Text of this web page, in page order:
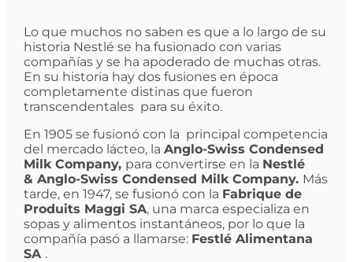
Lo que muchos no saben es que a lo largo de su
historia Nestlé se ha fusionado con varias
compañías y se ha apoderado de muchas otras.
En su historia hay dos fusiones en época
completamente distinas que fueron
transcendentales para su éxito.
En 1905 se fusionó con la principal competencia
del mercado lácteo, la Anglo-Swiss Condensed
Milk Company, para convertirse en la Nestlé
& Anglo-Swiss Condensed Milk Company. Más
tarde, en 1947, se fusionó con la Fabrique de
Produits Maggi SA, una marca especializa en
sopas y alimentos instantáneos, por lo que la
compañía pasó a llamarse: Festlé Alimentana
SA .